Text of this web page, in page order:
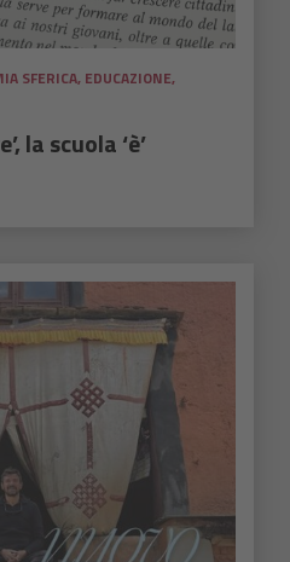
SFERICA, EDUCAZIONE,
la scuola ‘è’